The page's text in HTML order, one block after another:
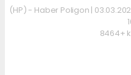
(HP) - Haber Poligon |
8464+